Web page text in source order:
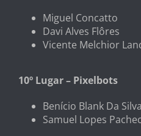
Miguel Concatto
Davi Alves Flôres
Vicente Melchior
10º Lugar – Pixelbots
Benício Blank Da Silva
Samuel Lopes